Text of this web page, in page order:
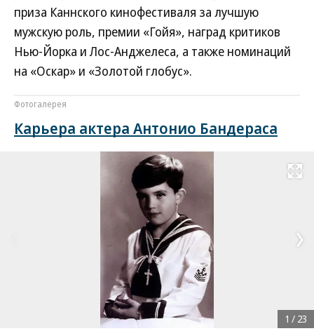
приза Каннского кинофестиваля за лучшую
мужскую роль, премии «Гойя», наград критиков
Нью-Йорка и Лос-Анджелеса, а также номинаций
на «Оскар» и «Золотой глобус».
Фотогалерея
Карьера актера Антонио Бандераса
Развернуть
1 / 23